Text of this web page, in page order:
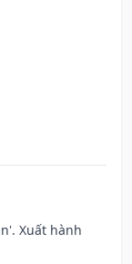
Xuất hành